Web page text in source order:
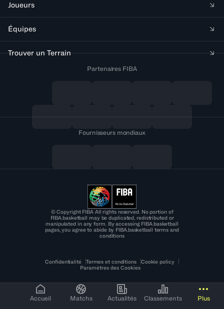
Accueil Matchs Actualités Classements Plus
Joueurs
Équipes
Trouver un Terrain
Partenaires FIBA
Fournisseurs mondiaux
© Copyright FIBA All rights reserved. No portion of
FIBA.basketball may be duplicated, redistributed or
manipulated in any form. By accessing FIBA.basketball
pages, you agree to abide by FIBA.basketball terms and
conditions
Confidentialité Termes et conditions
Cookie policy
Paramètres des Cookies